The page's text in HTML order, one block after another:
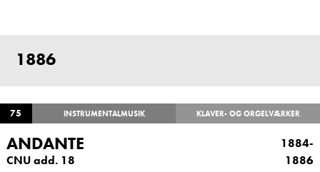
1886
75 INSTRUMENTALMUSIK KLAVER- OG ORGELVÆRKER
ANDANTE
CNU add. 18
1884-
1886